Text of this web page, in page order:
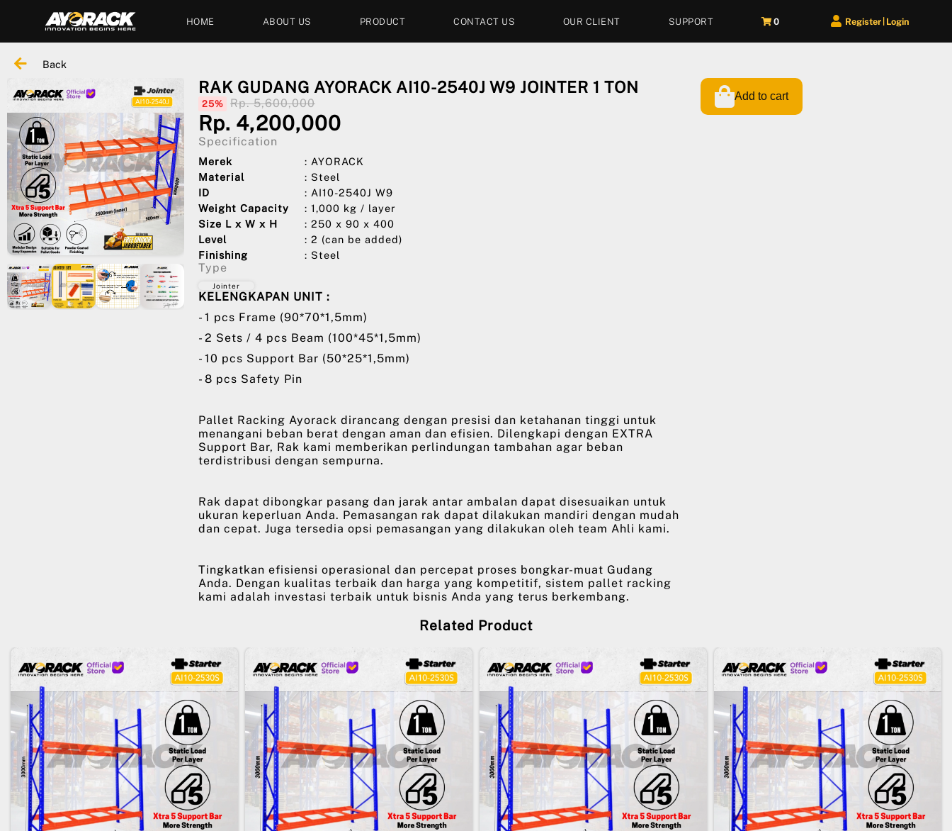
HOME ABOUT US PRODUCT CONTACT US OUR CLIENT SUPPORT 0 Register Login
Back
RAK GUDANG AYORACK AI10-2540J W9 JOINTER 1 TON
25% Rp. 5,600,000
Rp. 4,200,000
Specification
Merek
: AYORACK
Material
: Steel
ID
: AI10-2540J W9
Weight Capacity
: 1,000 kg / layer
Size L x W x H
: 250 x 90 x 400
Level
: 2 (can be added)
Finishing
: Steel
Type
Jointer
KELENGKAPAN UNIT :
- 1 pcs Frame (90*70*1,5mm)
- 2 Sets / 4 pcs Beam (100*45*1,5mm)
- 10 pcs Support Bar (50*25*1,5mm)
- 8 pcs Safety Pin
Pallet Racking Ayorack dirancang dengan presisi dan ketahanan tinggi untuk
menangani beban berat dengan aman dan efisien. Dilengkapi dengan EXTRA
Support Bar, Rak kami memberikan perlindungan tambahan agar beban
terdistribusi dengan sempurna.
Rak dapat dibongkar pasang dan jarak antar ambalan dapat disesuaikan untuk
ukuran keperluan Anda. Pemasangan rak dapat dilakukan mandiri dengan mudah
dan cepat. Juga tersedia opsi pemasangan yang dilakukan oleh team Ahli kami.
Tingkatkan efisiensi operasional dan percepat proses bongkar-muat Gudang
Anda. Dengan kualitas terbaik dan harga yang kompetitif, sistem pallet racking
kami adalah investasi terbaik untuk bisnis Anda yang terus berkembang.
Add to cart
Related Product